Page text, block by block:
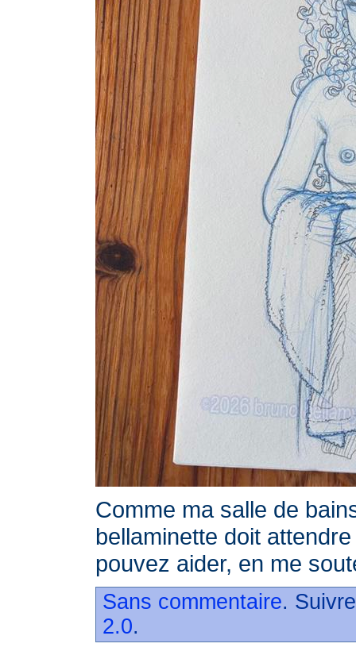
Comme ma salle de
bellaminette doit
pouvez aider, en me
Sans commentaire.
2.0.